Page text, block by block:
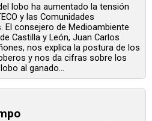
lobo ha aumentado la tensión
y las Comunidades
El consejero de Medioambiente
Castilla y León, Juan Carlos
nos explica la postura de los
y nos da cifras sobre los
al ganado...